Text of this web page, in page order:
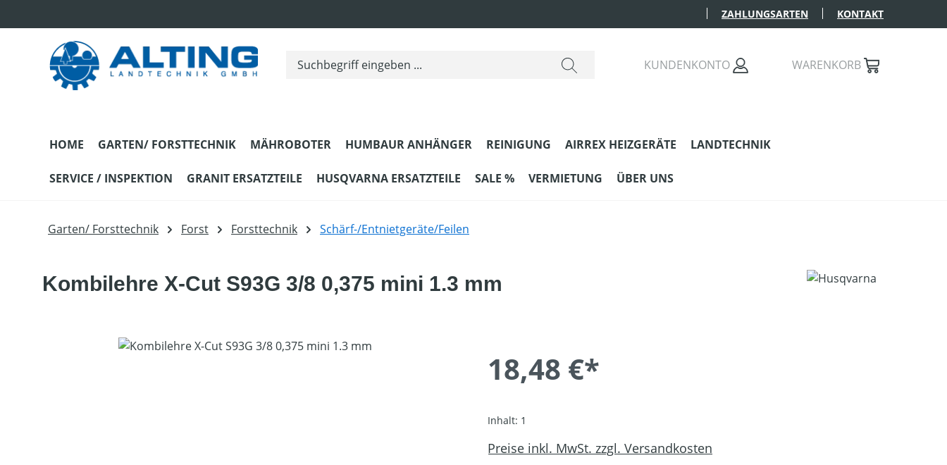
ZAHLUNGSARTEN KONTAKT
KUNDENKONTO WARENKORB
HOME GARTEN/ FORSTTECHNIK MÄHROBOTER HUMBAUR ANHÄNGER REINIGUNG AIRREX HEIZGERÄTE LANDTECHNIK
SERVICE / INSPEKTION GRANIT ERSATZTEILE HUSQVARNA ERSATZTEILE SALE % VERMIETUNG ÜBER UNS
Garten/ Forsttechnik Forst Forsttechnik Schärf-/Entnietgeräte/Feilen
Kombilehre X-Cut S93G 3/8 0,375 mini 1.3 mm
Bildergalerie überspringen
18,48 €*
Inhalt: 1
Preise inkl. MwSt. zzgl. Versandkosten